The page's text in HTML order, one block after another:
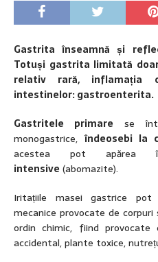
Gastrita înseamnă și
Totuși gastrita limitată
relativ rară, inflamația
intestinelor: gastroenterita.
Gastritele primare se
monogastrice,îndeosebi la
acestea pot apărea
intensive (abomazite).
Iritațiile masei gastrice
mecanice provocate de
ordin chimic, fiind provocate
accidental, plante toxice,